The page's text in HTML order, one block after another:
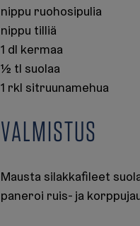
nippu ruohosipulia
nippu tilliä
1 dl kermaa
½ tl suolaa
1 rkl sitruunamehua
VALMISTUS
Mausta silakkafileet
paneroi ruis- ja